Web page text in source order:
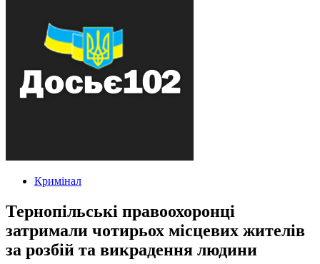
Кримінал
Тернопільські правоохоронці
затримали чотирьох місцевих жителів
за розбій та викрадення людини